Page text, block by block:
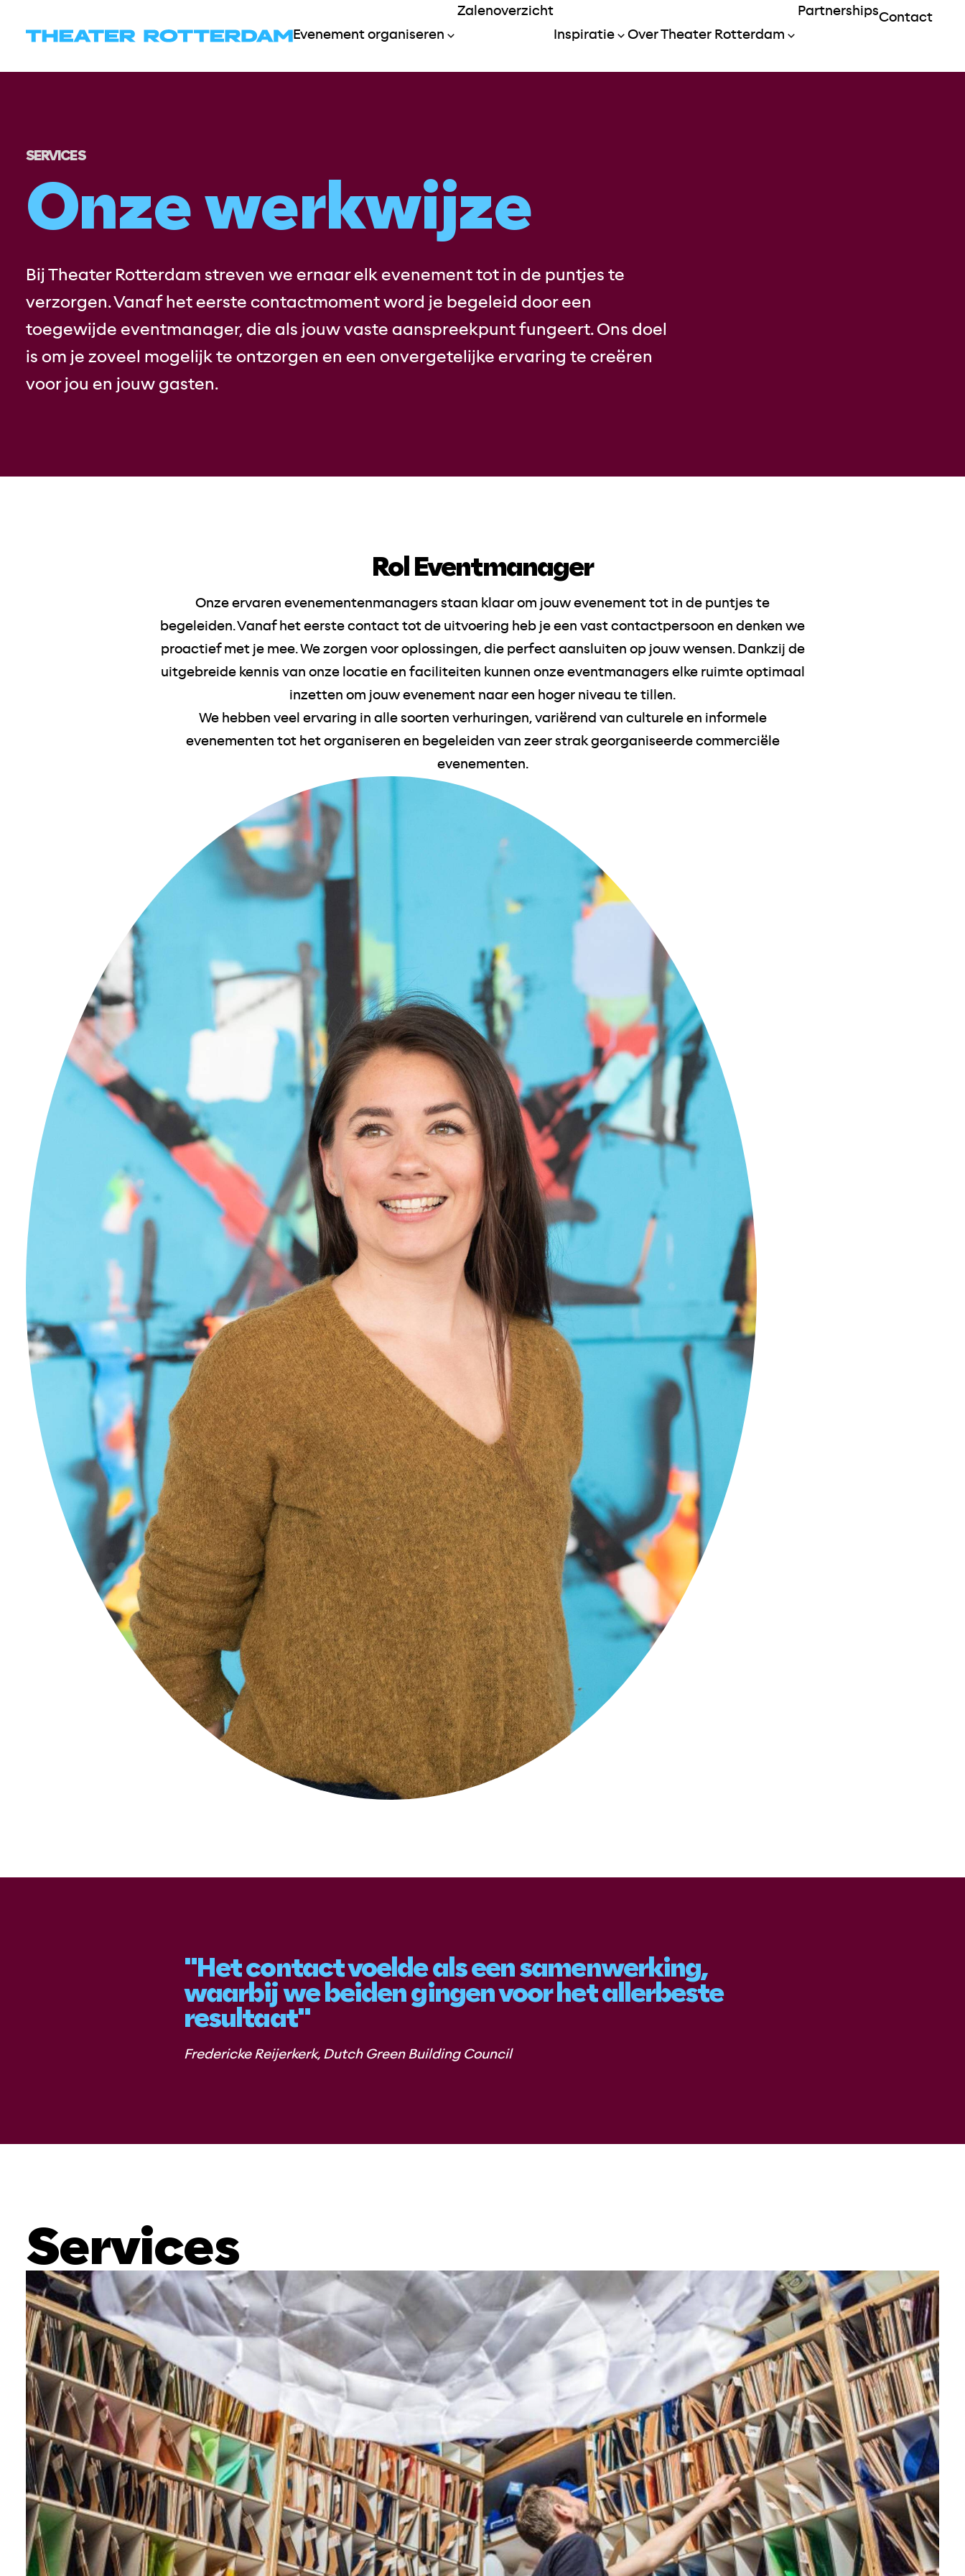
en
Evenement organiseren Menu openen
Zalenoverzicht
Inspiratie
Menu openen
Over Theater Rotterdam
PartnershipsContact
SERVICES
Onze werkwijze
Bij Theater Rotterdam streven we ernaar elk evenement tot in de puntjes te
verzorgen. Vanaf het eerste contactmoment word je begeleid door een
toegewijde eventmanager, die als jouw vaste aanspreekpunt fungeert. Ons doel
is om je zoveel mogelijk te ontzorgen en een onvergetelijke ervaring te creëren
voor jou en jouw gasten.
Rol Eventmanager
Onze ervaren evenementenmanagers staan klaar om jouw evenement tot in de puntjes te
begeleiden. Vanaf het eerste contact tot de uitvoering heb je een vast contactpersoon en denken we
proactief met je mee. We zorgen voor oplossingen, die perfect aansluiten op jouw wensen. Dankzij de
uitgebreide kennis van onze locatie en faciliteiten kunnen onze eventmanagers elke ruimte optimaal
inzetten om jouw evenement naar een hoger niveau te tillen.
We hebben veel ervaring in alle soorten verhuringen, variërend van culturele en informele
evenementen tot het organiseren en begeleiden van zeer strak georganiseerde commerciële
evenementen.
"Het contact voelde als een samenwerking,
waarbij we beiden gingen voor het allerbeste
resultaat"
Fredericke Reijerkerk, Dutch Green Building Council
Services